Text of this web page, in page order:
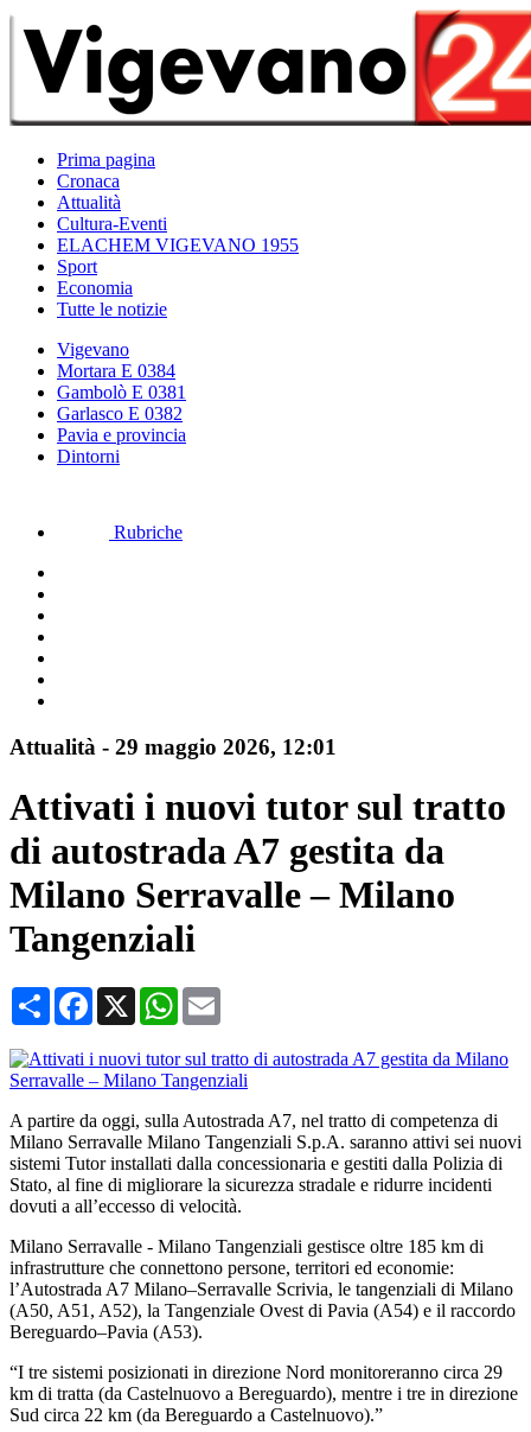
Prima pagina
Cronaca
Attualità
Cultura-Eventi
ELACHEM VIGEVANO 1955
Sport
Economia
Tutte le notizie
Vigevano
Mortara E 0384
Gambolò E 0381
Garlasco E 0382
Pavia e provincia
Dintorni
Rubriche
Attualità - 29 maggio 2026, 12:01
Attivati i nuovi tutor sul tratto
di autostrada A7 gestita da
Milano Serravalle – Milano
Tangenziali
CondividiFacebook
X WhatsApp
A partire da oggi, sulla Autostrada A7, nel tratto di competenza di
Milano Serravalle Milano Tangenziali S.p.A. saranno attivi sei nuovi
sistemi Tutor installati dalla concessionaria e gestiti dalla Polizia di
Stato, al fine di migliorare la sicurezza stradale e ridurre incidenti
dovuti a all’eccesso di velocità.
Milano Serravalle - Milano Tangenziali gestisce oltre 185 km di
infrastrutture che connettono persone, territori ed economie:
l’Autostrada A7 Milano–Serravalle Scrivia, le tangenziali di Milano
(A50, A51, A52), la Tangenziale Ovest di Pavia (A54) e il raccordo
Bereguardo–Pavia (A53).
“I tre sistemi posizionati in direzione Nord monitoreranno circa 29
km di tratta (da Castelnuovo a Bereguardo), mentre i tre in direzione
Sud circa 22 km (da Bereguardo a Castelnuovo).”